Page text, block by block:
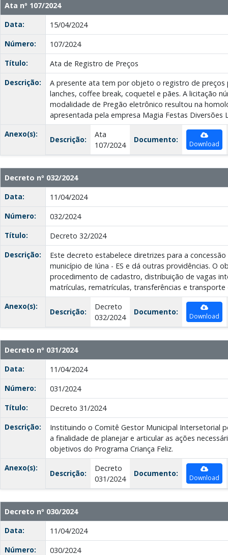
Ata nº 107/2024
Data:
15/04/2024
Número:
107/2024
Título:
Ata de Registro de Preços
Descrição:
A presente ata tem por objeto o registro de preços
lanches, coffee break, coquetel e pães. A licitação
modalidade de Pregão eletrônico resultou na
apresentada pela empresa Magia Festas Diversões
Anexo(s):
Descrição:
Ata
107/2024
Documento: Download
Decreto nº 032/2024
Data:
11/04/2024
Número:
032/2024
Título:
Decreto 32/2024
Descrição:
Este decreto estabelece diretrizes para a
município de Iúna - ES e dá outras providências. O
procedimento de cadastro, distribuição de vagas
matrículas, rematrículas, transferências e transporte
Anexo(s):
Descrição:
Decreto
032/2024
Documento: Download
Decreto nº 031/2024
Data:
11/04/2024
Número:
031/2024
Título:
Decreto 31/2024
Descrição:
Instituindo o Comitê Gestor Municipal Intersetorial
a finalidade de planejar e articular as ações
objetivos do Programa Criança Feliz.
Anexo(s):
Descrição:
Decreto
031/2024
Documento: Download
Decreto nº 030/2024
Data:
11/04/2024
Número:
030/2024